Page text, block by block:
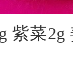
紫菜